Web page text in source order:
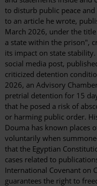
to disturb public peace
to an article he wrote,
March 2026, under the
a state within the prison",
its impact on state
social media post,
criticized detention
2026, an Advisory
pretrial detention for 15
that he posed a risk of
or harming public order.
Douma has known places
voluntarily when
that the Egyptian
cases related to
International Covenant on
guarantees the right to